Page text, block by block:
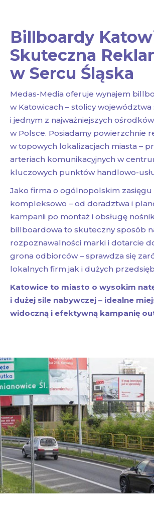
Billboardy
Skuteczna
w Sercu Śląska
Medas-Media oferuje wynajem
w Katowicach – stolicy województwa
i jednym z najważniejszych
w Polsce. Posiadamy powierzchnie
w topowych lokalizacjach miasta –
arteriach komunikacyjnych w
kluczowych punktów handlowo-
Jako firma o ogólnopolskim zasięgu
kompleksowo – od doradztwa i
kampanii po montaż i obsługę
billboardowa to skuteczny sposób
rozpoznawalności marki i dotarcie
grona odbiorców – sprawdza się
lokalnych firm jak i dużych
Katowice to miasto o wysokim
i dużej sile nabywczej – idealne
widoczną i efektywną kampanię